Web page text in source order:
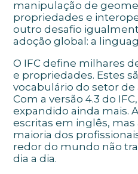
manipulação de
propriedades e
outro desafio
adoção global: a
O IFC define milhares
e propriedades. Estes
vocabulário do setor
Com a versão 4.3 do
expandido ainda mais.
escritas em inglês, mas
maioria dos
redor do mundo não
dia a dia.